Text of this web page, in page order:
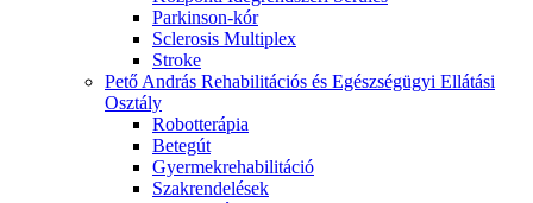
Parkinson-kór
Sclerosis Multiplex
Stroke
Pető András Rehabilitációs és Egészségügyi Ellátási
Osztály
Robotterápia
Betegút
Gyermekrehabilitáció
Szakrendelések